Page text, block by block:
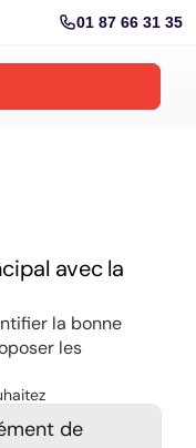
01 87 66 31 35